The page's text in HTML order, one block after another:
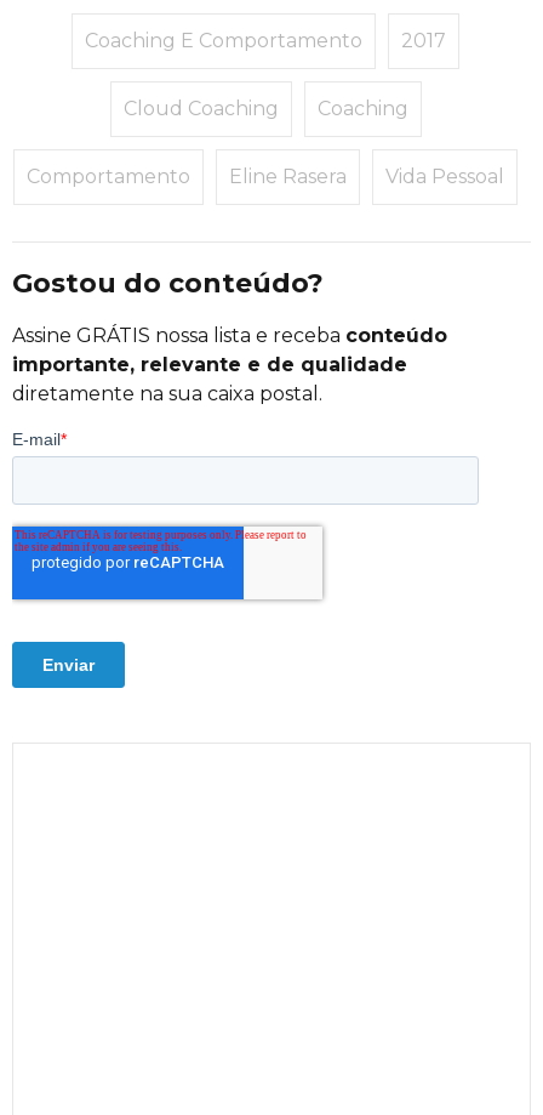
Coaching E Comportamento 2017
Cloud Coaching Coaching
Comportamento Eline Rasera Vida Pessoal
Gostou do conteúdo?
Assine GRÁTIS nossa lista e receba conteúdo
importante, relevante e de qualidade
diretamente na sua caixa postal.